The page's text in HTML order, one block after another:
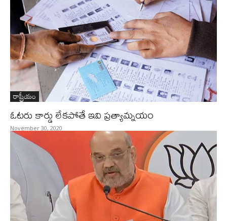
రాష్ట్రీయం
ఓటరు కార్డు లేకపోతే ఇవి ప్రత్యామ్నయం
November 30, 2020